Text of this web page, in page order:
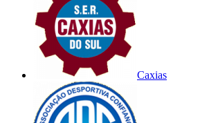
Caxias